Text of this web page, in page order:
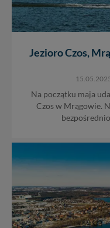
Jezioro Czos,
Na początku maja
Czos w Mrągowie.